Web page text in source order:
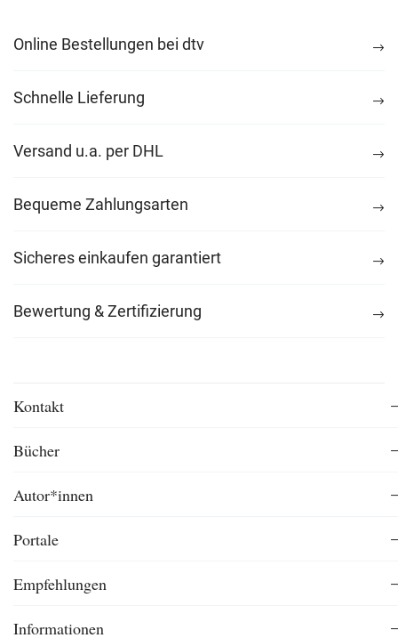
Online Bestellungen bei dtv
Schnelle Lieferung
Versand u.a. per DHL
Bequeme Zahlungsarten
Sicheres einkaufen garantiert
Bewertung & Zertifizierung
Kontakt
Bücher
Autor*innen
Portale
Empfehlungen
Informationen